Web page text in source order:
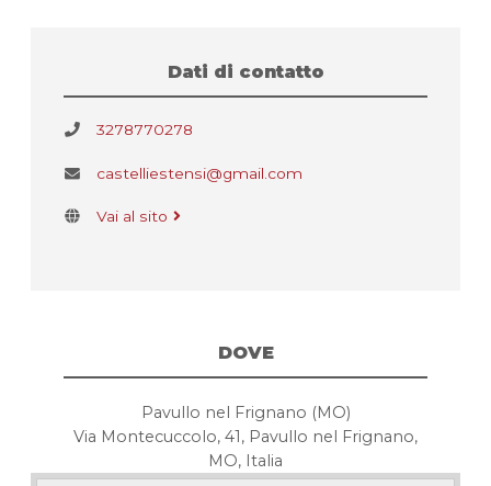
Dati di contatto
3278770278
castelliestensi@gmail.com
Vai al sito
DOVE
Pavullo nel Frignano (MO)
Via Montecuccolo, 41, Pavullo nel Frignano,
MO, Italia